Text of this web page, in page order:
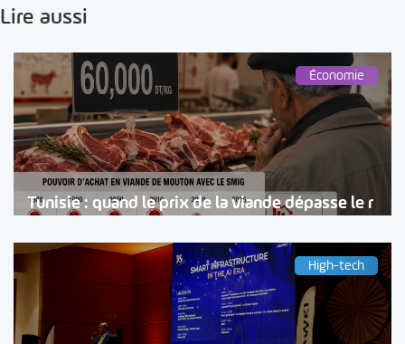
Lire aussi
Économie
Tunisie : quand le prix de la viande dépasse le r
High-tech